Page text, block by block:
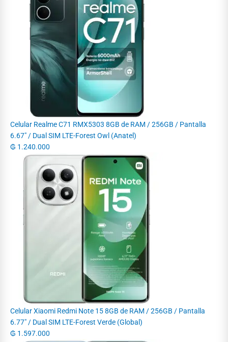
Celular Realme C71 RMX5303 8GB de RAM / 256GB / Pantalla
6.67" / Dual SIM LTE-Forest Owl (Anatel)
₲ 1.240.000
Celular Xiaomi Redmi Note 15 8GB de RAM / 256GB / Pantalla
6.77" / Dual SIM LTE-Forest Verde (Global)
₲ 1.597.000